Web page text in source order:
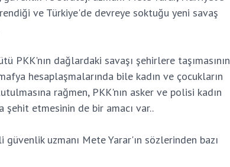
ve Türkiye'de devreye soktuğu yeni savaş
PKK'nın dağlardaki savaşı şehirlere taşımasının
hesaplaşmalarında bile kadın ve çocukların
rağmen, PKK'nın asker ve polisi kadın
şehit etmesinin de bir amacı var..
uzmanı Mete Yarar'ın sözlerinden bazı